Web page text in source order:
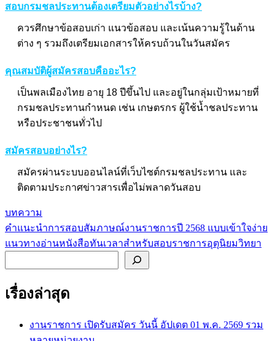
สอบกรมชลประทานต้องเตรียมตัวอย่างไรบ้าง?
ควรศึกษาข้อสอบเก่า แนวข้อสอบ และเน้นความรู้ในด้าน
ต่าง ๆ รวมถึงเตรียมเอกสารให้ครบถ้วนในวันสมัคร
คุณสมบัติผู้สมัครสอบคืออะไร?
เป็นพลเมืองไทย อายุ 18 ปีขึ้นไป และอยู่ในกลุ่มเป้าหมายที่
กรมชลประทานกำหนด เช่น เกษตรกร ผู้ใช้น้ำชลประทาน
หรือประชาชนทั่วไป
สมัครสอบอย่างไร?
สมัครผ่านระบบออนไลน์ที่เว็บไซต์กรมชลประทาน และ
ติดตามประกาศข่าวสารเพื่อไม่พลาดวันสอบ
บทความ
แนะแนว
เรื่อง
คำแนะนำการสอบสัมภาษณ์งานราชการปี 2568 แบบเข้าใจง่าย
แนวทางอ่านหนังสือทันเวลาสำหรับสอบราชการอุตุนิยมวิทยา
เรื่องล่าสุด
งานราชการ เปิดรับสมัคร วันนี้ อัปเดต 01 พ.ค. 2569 รวม